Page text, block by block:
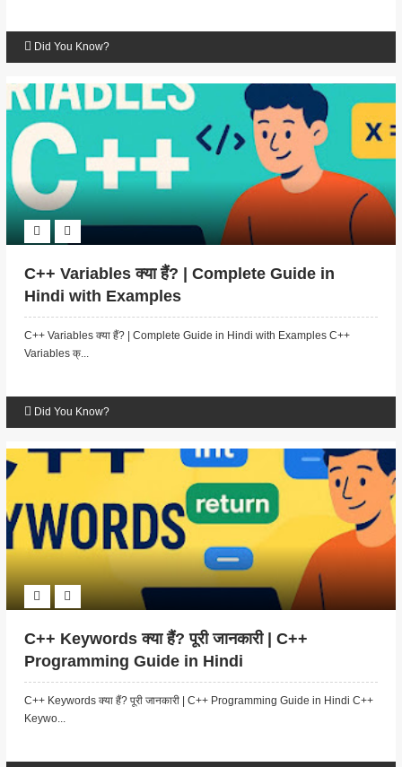
Did You Know?
C++ Variables क्या हैं? | Complete Guide in
Hindi with Examples
C++ Variables क्या हैं? | Complete Guide in Hindi with Examples C++
Variables क्...
Did You Know?
C++ Keywords क्या हैं? पूरी जानकारी | C++
Programming Guide in Hindi
C++ Keywords क्या हैं? पूरी जानकारी | C++ Programming Guide in Hindi C++
Keywo...